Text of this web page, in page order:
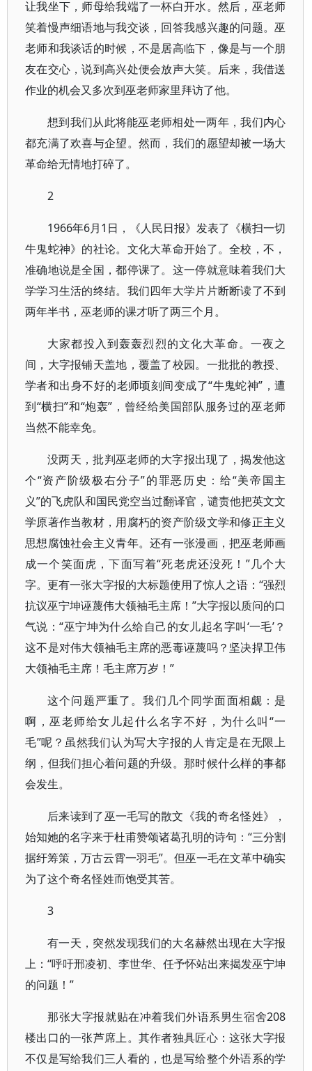
让我坐下，师母给我端了一杯白开水。然后，巫老师
笑着慢声细语地与我交谈，回答我感兴趣的问题。巫
老师和我谈话的时候，不是居高临下，像是与一个朋
友在交心，说到高兴处便会放声大笑。后来，我借送
作业的机会又多次到巫老师家里拜访了他。
想到我们从此将能巫老师相处一两年，我们内心
都充满了欢喜与企望。然而，我们的愿望却被一场大
革命给无情地打碎了。
2
1966年6月1日，《人民日报》发表了《横扫一切
牛鬼蛇神》的社论。文化大革命开始了。全校，不，
准确地说是全国，都停课了。这一停就意味着我们大
学学习生活的终结。我们四年大学片片断断读了不到
两年半书，巫老师的课才听了两三个月。
大家都投入到轰轰烈烈的文化大革命。一夜之
间，大字报铺天盖地，覆盖了校园。一批批的教授、
学者和出身不好的老师顷刻间变成了“牛鬼蛇神”，遭
到“横扫”和“炮轰”，曾经给美国部队服务过的巫老师
当然不能幸免。
没两天，批判巫老师的大字报出现了，揭发他这
个“资产阶级极右分子”的罪恶历史：给“美帝国主
义”的飞虎队和国民党空当过翻译官，谴责他把英文文
学原著作当教材，用腐朽的资产阶级文学和修正主义
思想腐蚀社会主义青年。还有一张漫画，把巫老师画
成一个笑面虎，下面写着“死老虎还没死！”几个大
字。更有一张大字报的大标题使用了惊人之语：“强烈
抗议巫宁坤诬蔑伟大领袖毛主席！”大字报以质问的口
气说：“巫宁坤为什么给自己的女儿起名字叫‘一毛’？
这不是对伟大领袖毛主席的恶毒诬蔑吗？坚决捍卫伟
大领袖毛主席！毛主席万岁！”
这个问题严重了。我们几个同学面面相觑：是
啊，巫老师给女儿起什么名字不好，为什么叫“一
毛”呢？虽然我们认为写大字报的人肯定是在无限上
纲，但我们担心着问题的升级。那时候什么样的事都
会发生。
后来读到了巫一毛写的散文《我的奇名怪姓》，
始知她的名字来于杜甫赞颂诸葛孔明的诗句：“三分割
据纡筹策，万古云霄一羽毛”。但巫一毛在文革中确实
为了这个奇名怪姓而饱受其苦。
3
有一天，突然发现我们的大名赫然出现在大字报
上：“呼吁邢凌初、李世华、任予怀站出来揭发巫宁坤
的问题！”
那张大字报就贴在冲着我们外语系男生宿舍208
楼出口的一张芦席上。其作者独具匠心：这张大字报
不仅是写给我们三人看的，也是写给整个外语系的学